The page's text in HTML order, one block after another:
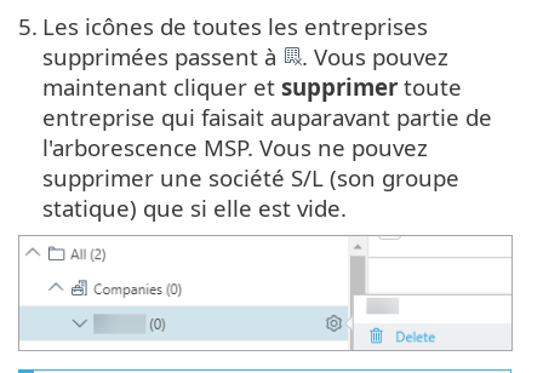
5. Les icônes de toutes les entreprises
supprimées passent à
. Vous pouvez
maintenant cliquer et supprimer toute
entreprise qui faisait auparavant partie de
l'arborescence MSP. Vous ne pouvez
supprimer une société S/L (son groupe
statique) que si elle est vide.